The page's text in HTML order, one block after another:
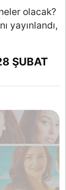
olacak?
yayınlandı,
ŞUBAT